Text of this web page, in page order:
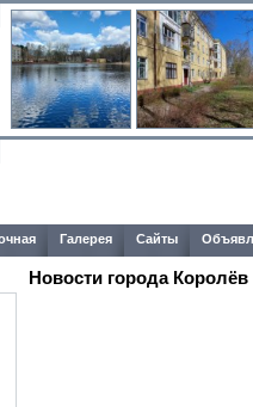
Галерея Сайты
Новости города Королёв